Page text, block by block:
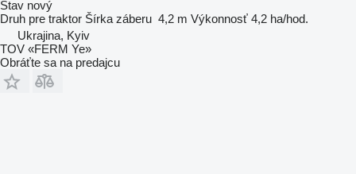
Stav nový
Druh pre traktor Šírka záberu 4,2 m Výkonnosť 4,2 ha/hod.
Ukrajina, Kyiv
TOV «FERM Ye»
Obráťte sa na predajcu